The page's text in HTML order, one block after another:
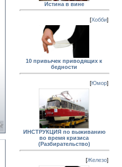
Истина в вине
[Хобби]
10 привычек приводящих к
бедности
[Юмор]
ИНСТРУКЦИЯ по выживанию
во время кризиса
(Разбирательство)
[Железо]